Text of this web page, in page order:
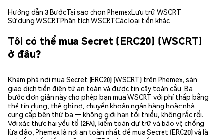
Hướng dẫn 3 BướcTại sao chọn PhemexLưu trữ WSCRT
Sử dụng WSCRTPhân tích WSCRTCác loại tiền khác
Tôi có thể mua Secret (ERC20) (WSCRT)
ở đâu?
Khám phá nơi mua Secret (ERC20) (WSCRT) trên Phemex, sàn
giao dịch tiền điện tử an toàn và được tin cậy toàn cầu. Ba
bước đơn giản này cho phép bạn mua WSCRT với phí thấp bằng
thẻ tín dụng, thẻ ghi nợ, chuyển khoản ngân hàng hoặc nhà
cung cấp bên thứ ba — không giới hạn tối thiểu, không rắc rối.
Với xác thực hai yếu tố (2FA), kiểm toán dự trữ và bảo vệ chống
lừa đảo, Phemex là nơi an toàn nhất để mua Secret (ERC20) và là